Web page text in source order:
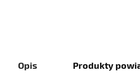
Opis Produkty